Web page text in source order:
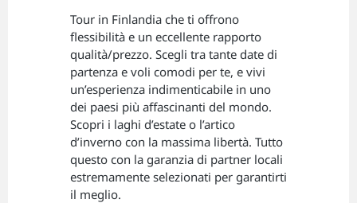
Tour in Finlandia che ti offrono
flessibilità e un eccellente rapporto
qualità/prezzo. Scegli tra tante date di
partenza e voli comodi per te, e vivi
un’esperienza indimenticabile in uno
dei paesi più affascinanti del mondo.
Scopri i laghi d’estate o l’artico
d’inverno con la massima libertà. Tutto
questo con la garanzia di partner locali
estremamente selezionati per garantirti
il meglio.